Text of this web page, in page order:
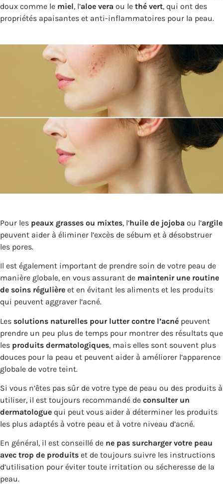
doux comme le miel, l’aloe vera ou le thé vert, qui ont des
propriétés apaisantes et anti-inflammatoires pour la peau.
Pour les peaux grasses ou mixtes, l’huile de jojoba ou l’argile
peuvent aider à éliminer l’excès de sébum et à désobstruer
les pores.
Il est également important de prendre soin de votre peau de
manière globale, en vous assurant de maintenir une routine
de soins régulière et en évitant les aliments et les produits
qui peuvent aggraver l’acné.
Les solutions naturelles pour lutter contre l’acné peuvent
prendre un peu plus de temps pour montrer des résultats que
les produits dermatologiques, mais elles sont souvent plus
douces pour la peau et peuvent aider à améliorer l’apparence
globale de votre teint.
Si vous n’êtes pas sûr de votre type de peau ou des produits à
utiliser, il est toujours recommandé de consulter un
dermatologue qui peut vous aider à déterminer les produits
les plus adaptés à votre peau et à votre niveau d’acné.
En général, il est conseillé de ne pas surcharger votre peau
avec trop de produits et de toujours suivre les instructions
d’utilisation pour éviter toute irritation ou sécheresse de la
peau.